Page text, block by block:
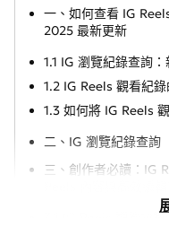
一、如何查看 IG
2025 最新更新
1.1 IG 瀏覽紀錄查詢
1.2 IG Reels 觀看紀
1.3 如何將 IG Reels
二、IG 瀏覽紀錄查詢
三、創作者必讀：IG
3.1 IG Reels 觀看次